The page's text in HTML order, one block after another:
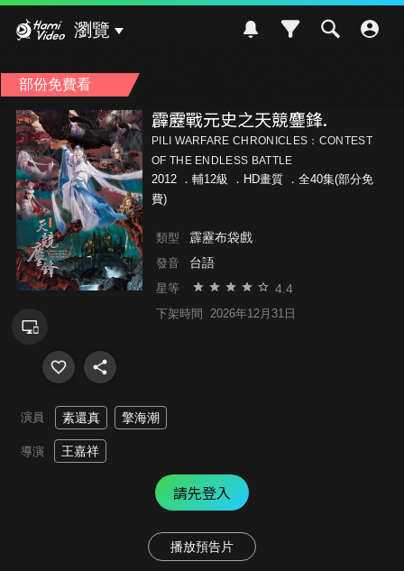
瀏覽
部份免費看
霹靂戰元史之天競鏖鋒.
PILI WARFARE CHRONICLES：CONTEST
OF THE ENDLESS BATTLE
2012 ． 輔12級
．HD畫質 ．全40集(部分免
費)
類型 霹靂布袋戲
發音 台語
星等 4.4
下架時間 2026年12月31日
演員 素還真 擎海潮
導演 王嘉祥
請先登入
播放預告片